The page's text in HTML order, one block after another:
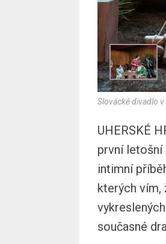
Slovácké divadlo
UHERSKÉ
první letošní
intimní
kterých vím,
současné